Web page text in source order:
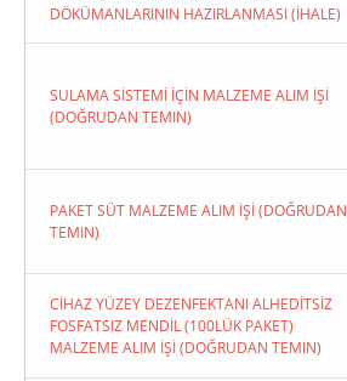
DÖKÜMANLARININ HAZIRLANMASI (İHALE)
SULAMA SİSTEMİ İÇİN MALZEME ALIM İŞİ
(DOĞRUDAN TEMIN)
PAKET SÜT MALZEME ALIM İŞİ (DOĞRUDAN
TEMIN)
CİHAZ YÜZEY DEZENFEKTANI ALHEDİTSİZ
FOSFATSIZ MENDİL (100LÜK PAKET)
MALZEME ALIM İŞİ (DOĞRUDAN TEMIN)